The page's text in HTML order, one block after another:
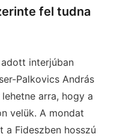
fel tudna
interjúban
Palkovics András
arra, hogy a
velük. A mondat
a Fideszben hosszú